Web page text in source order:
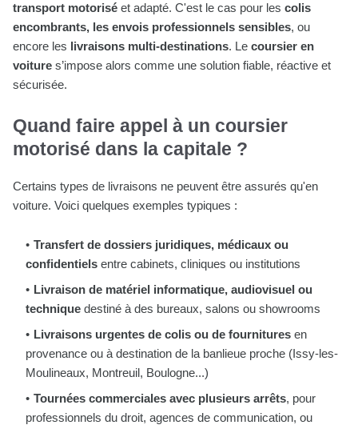
transport motorisé et adapté. C'est le cas pour les colis
encombrants, les envois professionnels sensibles, ou
encore les livraisons multi-destinations. Le coursier en
voiture s’impose alors comme une solution fiable, réactive et
sécurisée.
Quand faire appel à un coursier
motorisé dans la capitale ?
Certains types de livraisons ne peuvent être assurés qu'en
voiture. Voici quelques exemples typiques :
Transfert de dossiers juridiques, médicaux ou
confidentiels entre cabinets, cliniques ou institutions
Livraison de matériel informatique, audiovisuel ou
technique destiné à des bureaux, salons ou showrooms
Livraisons urgentes de colis ou de fournitures en
provenance ou à destination de la banlieue proche (Issy-les-
Moulineaux, Montreuil, Boulogne...)
Tournées commerciales avec plusieurs arrêts, pour
professionnels du droit, agences de communication, ou